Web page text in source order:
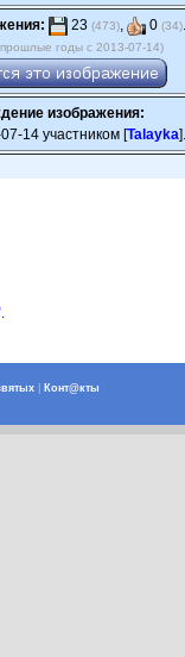
23 (473), 0 (34).
годы с 2013-07-14)
изображения:
14 участником [Talayka].
.
Конт@кты